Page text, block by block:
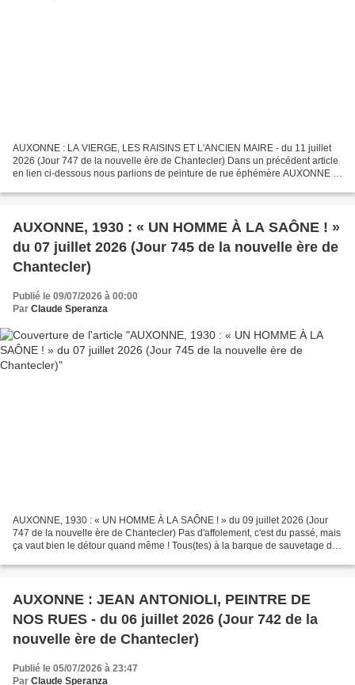
AUXONNE : LA VIERGE, LES RAISINS ET L'ANCIEN MAIRE - du 11 juillet
2026 (Jour 747 de la nouvelle ère de Chantecler) Dans un précédent article
en lien ci-dessous nous parlions de peinture de rue éphémère AUXONNE :
AUXONNE, 1930 : « UN HOMME À LA SAÔNE ! »
du 07 juillet 2026 (Jour 745 de la nouvelle ère de
Chantecler)
Publié le 09/07/2026 à 00:00
Par Claude Speranza
AUXONNE, 1930 : « UN HOMME À LA SAÔNE ! » du 09 juillet 2026 (Jour
747 de la nouvelle ère de Chantecler) Pas d'affolement, c'est du passé, mais
ça vaut bien le détour quand même ! Tous(tes) à la barque de sauvetage du
AUXONNE : JEAN ANTONIOLI, PEINTRE DE
NOS RUES - du 06 juillet 2026 (Jour 742 de la
nouvelle ère de Chantecler)
Publié le 05/07/2026 à 23:47
Par Claude Speranza